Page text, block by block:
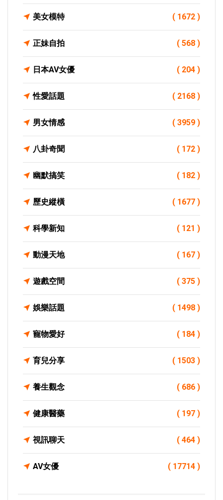
美女模特 ( 1672 )
正妹自拍 ( 568 )
日本AV女優 ( 204 )
性愛話題 ( 2168 )
男女情感 ( 3959 )
八卦奇聞 ( 172 )
幽默搞笑 ( 182 )
歷史縱橫 ( 1677 )
科學新知 ( 121 )
動漫天地 ( 167 )
遊戲空間 ( 375 )
娛樂話題 ( 1498 )
寵物愛好 ( 184 )
育兒分享 ( 1503 )
養生觀念 ( 686 )
健康醫藥 ( 197 )
視訊聊天 ( 464 )
AV女優 ( 17714 )